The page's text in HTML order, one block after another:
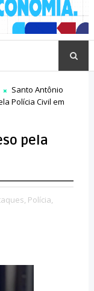
Santo Antônio
Polícia Civil em
pela
Polícia,